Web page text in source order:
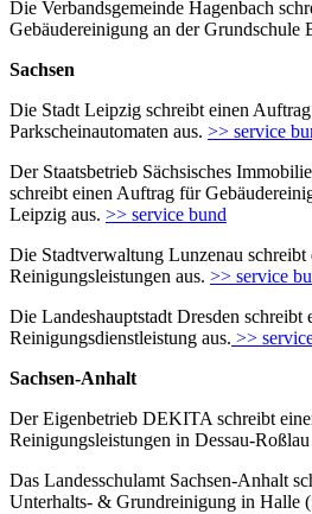
Die Verbandsgemeinde Hagenbach
Gebäudereinigung an der Grundschule
Sachsen
Die Stadt Leipzig schreibt einen
Parkscheinautomaten aus. >> service
Der Staatsbetrieb Sächsisches
schreibt einen Auftrag für
Leipzig aus. >> service bund
Die Stadtverwaltung Lunzenau
Reinigungsleistungen aus. >> service
Die Landeshauptstadt Dresden schreibt
Reinigungsdienstleistung aus. >>
Sachsen-Anhalt
Der Eigenbetrieb DEKITA schreibt
Reinigungsleistungen in Dessau-Roßlau
Das Landesschulamt Sachsen-Anhalt
Unterhalts- & Grundreinigung in Halle